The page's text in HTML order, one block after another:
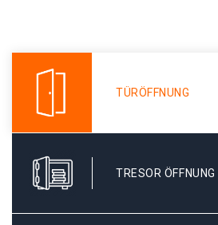
TÜRÖFFNUNG
TRESOR ÖFFNUNG